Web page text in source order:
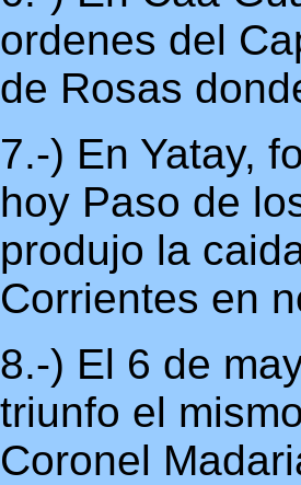
ordenes del
de Rosas
7.-) En Yatay,
hoy Paso de
produjo la
Corrientes en
8.-) El 6 de
triunfo el
Coronel